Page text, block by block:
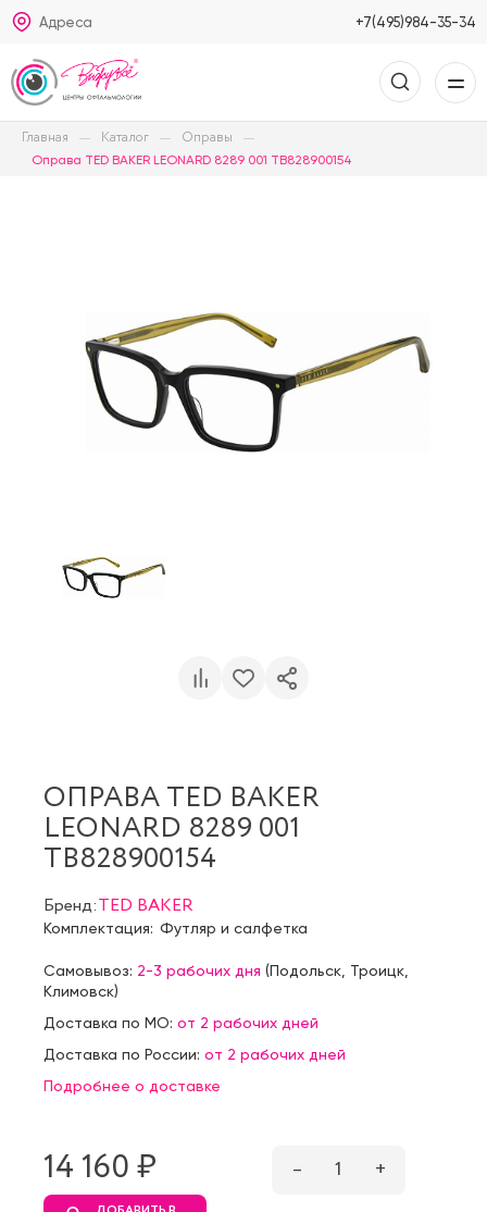
Адреса +7(495)984-35-34
Главная Каталог Оправы
Оправа TED BAKER LEONARD 8289 001 TB828900154
ОПРАВА TED BAKER
LEONARD 8289 001
TB828900154
Бренд:TED BAKER
Комплектация: Футляр и салфетка
Самовывоз: 2-3 рабочих дня (Подольск Троицк
Климовск)
Доставка по МО: от 2 рабочих дней
Доставка по России: от 2 рабочих дней
Подробнее о доставке
14 160 ₷ – 1 +